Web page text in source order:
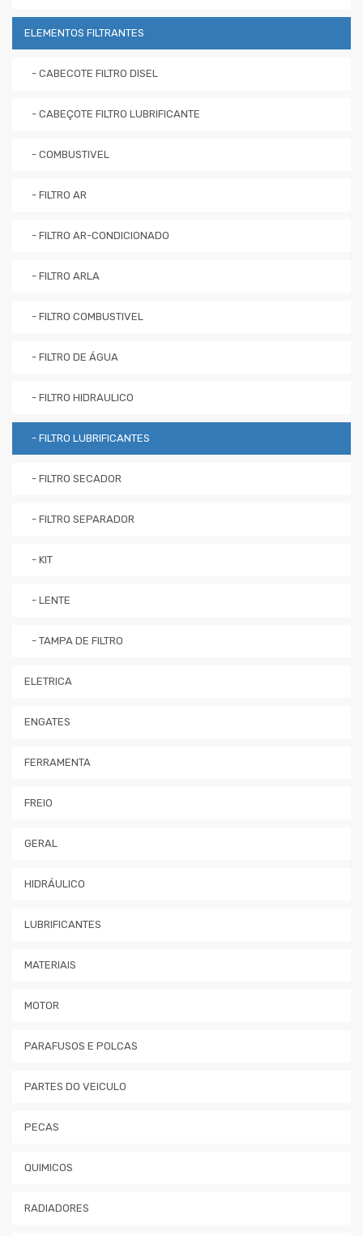
ELEMENTOS FILTRANTES
- CABECOTE FILTRO DISEL
- CABEÇOTE FILTRO LUBRIFICANTE
- COMBUSTIVEL
- FILTRO AR
- FILTRO AR-CONDICIONADO
- FILTRO ARLA
- FILTRO COMBUSTIVEL
- FILTRO DE ÁGUA
- FILTRO HIDRAULICO
- FILTRO LUBRIFICANTES
- FILTRO SECADOR
- FILTRO SEPARADOR
- KIT
- LENTE
- TAMPA DE FILTRO
ELETRICA
ENGATES
FERRAMENTA
FREIO
GERAL
HIDRÁULICO
LUBRIFICANTES
MATERIAIS
MOTOR
PARAFUSOS E POLCAS
PARTES DO VEICULO
PECAS
QUIMICOS
RADIADORES